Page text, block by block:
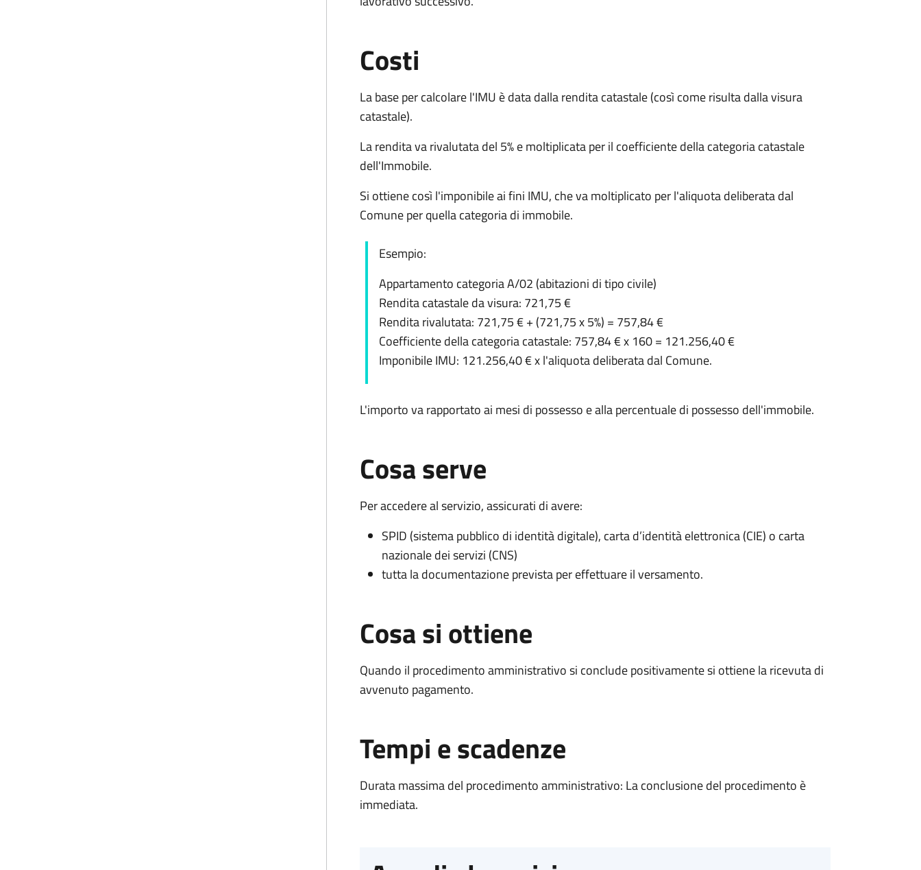
Costi
La base per calcolare l'IMU è data dalla rendita catastale (così come risulta dalla visura
catastale).
La rendita va rivalutata del 5% e moltiplicata per il coefficiente della categoria catastale
dell'Immobile.
Si ottiene così l'imponibile ai fini IMU, che va moltiplicato per l'aliquota deliberata dal
Comune per quella categoria di immobile.
Esempio:
Appartamento categoria A/02 (abitazioni di tipo civile)
Rendita catastale da visura: 721,75 €
Rendita rivalutata: 721,75 € + (721,75 x 5%) = 757,84 €
Coefficiente della categoria catastale: 757,84 € x 160 = 121.256,40 €
Imponibile IMU: 121.256,40 € x l'aliquota deliberata dal Comune.
L'importo va rapportato ai mesi di possesso e alla percentuale di possesso dell'immobile.
Cosa serve
Per accedere al servizio, assicurati di avere:
SPID (sistema pubblico di identità digitale), carta d’identità elettronica (CIE) o carta
nazionale dei servizi (CNS)
tutta la documentazione prevista per effettuare il versamento.
Cosa si ottiene
Quando il procedimento amministrativo si conclude positivamente si ottiene la ricevuta di
avvenuto pagamento.
Tempi e scadenze
Durata massima del procedimento amministrativo: La conclusione del procedimento è
immediata.